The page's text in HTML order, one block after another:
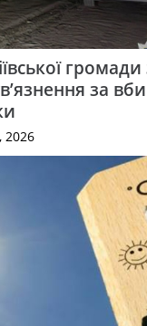
громади
за
2026